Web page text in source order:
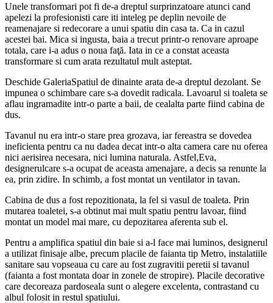
Unele transformari pot fi de-a dreptul surprinzatoare atunci cand
apelezi la profesionisti care iti inteleg pe deplin nevoile de
reamenajare si redecorare a unui spatiu din casa ta. Ca in cazul
acestei bai. Mica si ingusta, baia a trecut printr-o renovare aproape
totala, care i-a adus o noua faţă. Iata in ce a constat aceasta
transformare si cum arata rezultatul mult asteptat.
Deschide GaleriaSpatiul de dinainte arata de-a dreptul dezolant. Se
impunea o schimbare care s-a dovedit radicala. Lavoarul si toaleta se
aflau ingramadite intr-o parte a baii, de cealalta parte fiind cabina de
dus.
Tavanul nu era intr-o stare prea grozava, iar fereastra se dovedea
ineficienta pentru ca nu dadea decat intr-o alta camera care nu oferea
nici aerisirea necesara, nici lumina naturala. Astfel,Eva,
designerulcare s-a ocupat de aceasta amenajare, a decis sa renunte la
ea, prin zidire. In schimb, a fost montat un ventilator in tavan.
Cabina de dus a fost repozitionata, la fel si vasul de toaleta. Prin
mutarea toaletei, s-a obtinut mai mult spatiu pentru lavoar, fiind
montat un model mai mare, cu depozitarea aferenta sub el.
Pentru a amplifica spatiul din baie si a-l face mai luminos, designerul
a utilizat finisaje albe, precum placile de faianta tip Metro, instalatiile
sanitare sau vopseaua cu care au fost zugravitii peretii si tavanul
(faianta a fost montata doar in zonele de stropire). Placile decorative
care decoreaza pardoseala sunt o alegere excelenta, contrastand cu
albul folosit in restul spatiului.